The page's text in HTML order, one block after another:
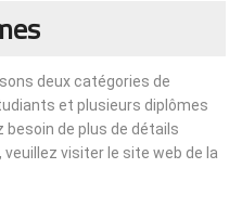
deux catégories de
et plusieurs diplômes
besoin de plus de détails
visiter le site web de la